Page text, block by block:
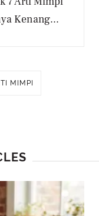
Kenang...
MIMPI